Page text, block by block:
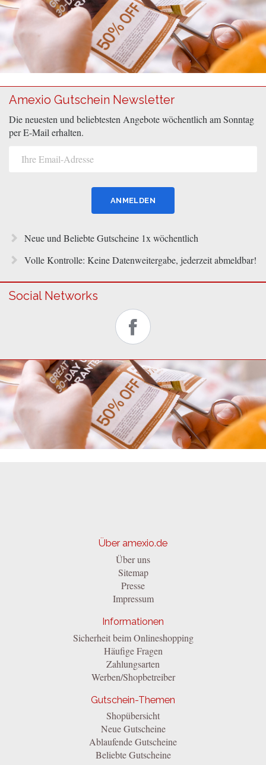
Amexio Gutschein Newsletter
Die neuesten und beliebtesten Angebote wöchentlich am Sonntag
per E-Mail erhalten.
Neue und Beliebte Gutscheine 1x wöchentlich
Volle Kontrolle: Keine Datenweitergabe, jederzeit abmeldbar!
Social Networks
Über amexio.de
Über uns
Sitemap
Presse
Impressum
Informationen
Sicherheit beim Onlineshopping
Häufige Fragen
Zahlungsarten
Werben/Shopbetreiber
Gutschein-Themen
Shopübersicht
Neue Gutscheine
Ablaufende Gutscheine
Beliebte Gutscheine